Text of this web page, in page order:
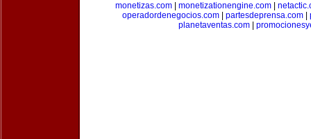
monetizas.com
monetizationengine.com
operadordenegocios.com
partesdeprensa.com
planetaventas.com